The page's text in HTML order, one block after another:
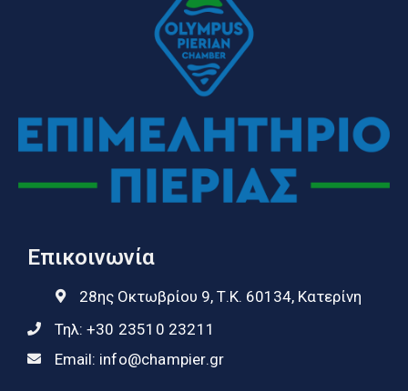
Επικοινωνία
28ης Οκτωβρίου 9, Τ.Κ. 60134, Κατερίνη
Τηλ: +30 23510 23211
Email: info@champier.gr